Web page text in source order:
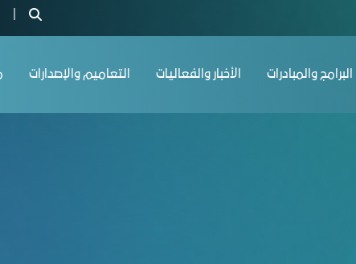
البرامج والمبادرات الأخبار والفعاليات التعاميم والإصدارات